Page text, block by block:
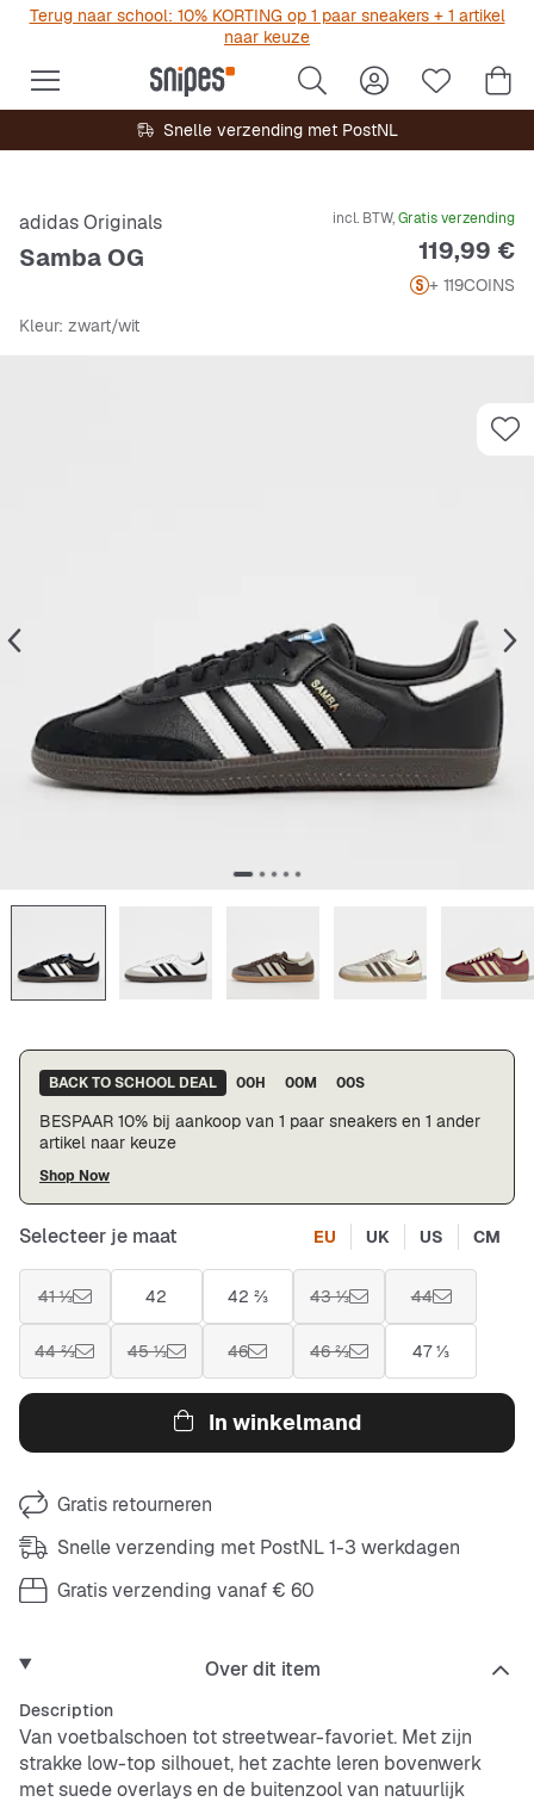
Terug naar school: 10% KORTING op 1 paar sneakers + 1 artikel
naar keuze
Snelle verzending met PostNL
adidas Originals
Samba OG
incl. BTW,Gratis verzending
Prijs
119,99 €
+ 119COINS
Kleur: zwart/wit
BACK TO SCHOOL DEAL 00H 00M 00S
BESPAAR 10% bij aankoop van 1 paar sneakers en 1 ander
artikel naar keuze
Shop Now
Selecteer je maat EU UK US CM
41 ⅓ 42 42 ⅔ 43 ⅓ 44
44 ⅔ 45 ⅓ 46 46 ⅔ 47 ⅓
In winkelmand
Gratis retourneren
Snelle verzending met PostNL 1-3 werkdagen
Gratis verzending vanaf € 60
Over dit item
Description
Van voetbalschoen tot streetwear-favoriet. Met zijn
strakke low-top silhouet, het zachte leren bovenwerk
metsuedeoverlays en de buitenzool van natuurlijk